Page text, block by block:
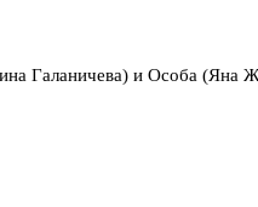
Галаничева) и Особа (Яна